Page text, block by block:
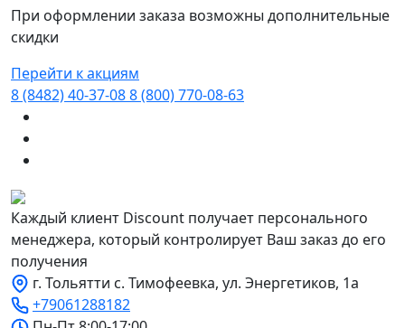
При оформлении заказа возможны дополнительные
скидки
Перейти к акциям
8 (8482) 40-37-088 (800) 770-08-63
Каждый клиент Discount получает персонального
менеджера, который контролирует Ваш заказ до его
получения
г. Тольятти с. Тимофеевка, ул. Энергетиков, 1а
+79061288182